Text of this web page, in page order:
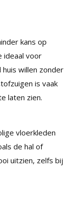
kans op
ideaal voor
willen zonder
is vaak
laten zien.
vloerkleden
de hal of
uitzien, zelfs bij